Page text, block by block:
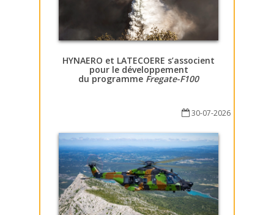
HYNAERO et LATECOERE s’associent
pour le développement
du programme Fregate-F100
30-07-2026